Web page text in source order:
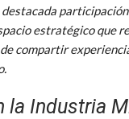
estratégico que
compartir
la Industria